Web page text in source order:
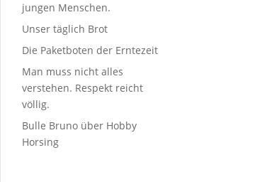
jungen Menschen.
Unser täglich Brot
Die Paketboten der Erntezeit
Man muss nicht alles
verstehen. Respekt reicht
völlig.
Bulle Bruno über Hobby
Horsing